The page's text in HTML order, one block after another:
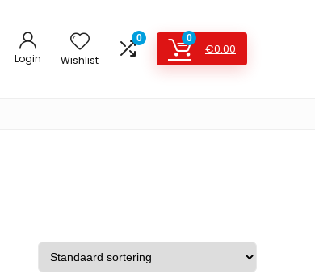
Login Wishlist
0 0
€0.00